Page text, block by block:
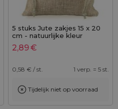
5 stuks Jute zakjes 15 x 20
cm - natuurlijke kleur
2,89€
0,58 € / st. 1 verp. = 5 st.
Tijdelijk niet op voorraad